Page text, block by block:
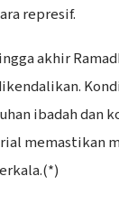
represif.
akhir
ibadah dan
memastikan